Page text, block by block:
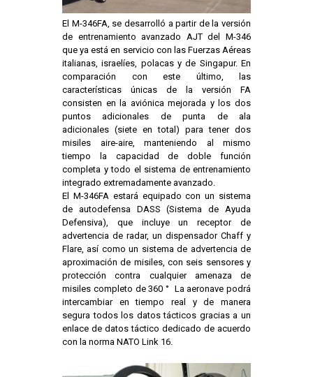
El M-346FA, se desarrolló a partir de la versión
de entrenamiento avanzado AJT del M-346
que ya está en servicio con las Fuerzas Aéreas
italianas, israelíes, polacas y de Singapur. En
comparación con este último, las
características únicas de la versión FA
consisten en la aviónica mejorada y los dos
puntos adicionales de punta de ala
adicionales (siete en total) para tener dos
misiles aire-aire, manteniendo al mismo
tiempo la capacidad de doble función
completa y todo el sistema de entrenamiento
integrado extremadamente avanzado.
El M-346FA estará equipado con un sistema
de autodefensa DASS (Sistema de Ayuda
Defensiva), que incluye un receptor de
advertencia de radar, un dispensador Chaff y
Flare, así como un sistema de advertencia de
aproximación de misiles, con seis sensores y
protección contra cualquier amenaza de
misiles completo de 360 ° La aeronave podrá
intercambiar en tiempo real y de manera
segura todos los datos tácticos gracias a un
enlace de datos táctico dedicado de acuerdo
con la norma NATO Link 16.